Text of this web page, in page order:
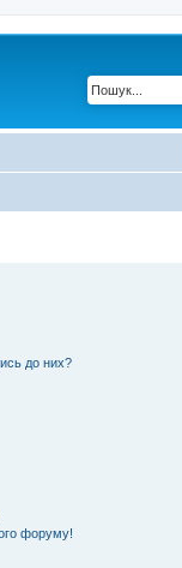
до них?
форуму!